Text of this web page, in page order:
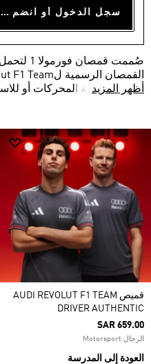
سجل الدخول أو انضم الآن
فلتر و صنف
صُممت
لتشجيع رياضة المحركات أو
أظهر المزيد
قميص AUDI REVOLUT F1 TEAM
DRIVER AUTHENTIC
SAR 659.00
الرجال Motorsport
العودة إلى المدرسة